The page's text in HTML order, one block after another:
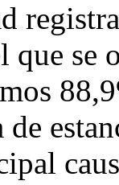
que
de